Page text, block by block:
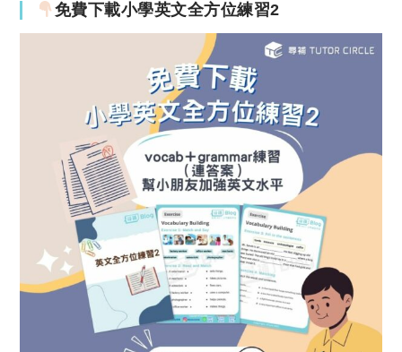
免費下載小學英文全方位練習2